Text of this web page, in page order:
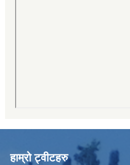
हाम्रो ट्वीटहरु